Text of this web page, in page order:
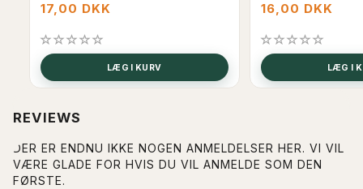
17,00 DKK
LÆG I KURV
16,00 DKK
LÆG I
REVIEWS
DER ER ENDNU IKKE NOGEN ANMELDELSER HER. VI VIL
VÆRE GLADE FOR HVIS DU VIL ANMELDE SOM DEN
FØRSTE.